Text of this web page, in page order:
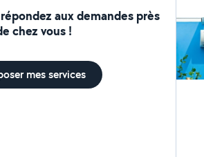
aux demandes près
chez vous !
mes services